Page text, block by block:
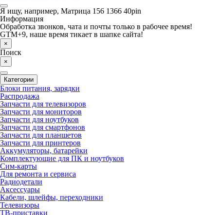
Я ищу, например, Матрица 156 1366 40pin
Информация
Обработка звонков, чата и почты только в рабочее время!
GTM+9, наше время тикает в шапке сайта!
×
Поиск
×
Категории
Блоки питания, зарядки
Распродажа
Запчасти для телевизоров
Запчасти для мониторов
Запчасти для ноутбуков
Запчасти для смартфонов
Запчасти для планшетов
Запчасти для принтеров
Аккумуляторы, батарейки
Комплектующие для ПК и ноутбуков
Сим-карты
Для ремонта и сервиса
Радиодетали
Аксессуары
Кабели, шлейфы, переходники
Телевизоры
ТВ-приставки